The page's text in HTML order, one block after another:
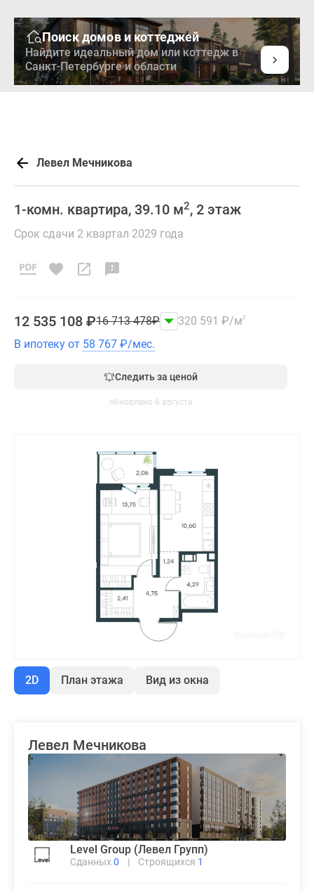
Поиск домов и коттеджей
Найдите идеальный дом или коттедж в
Санкт-Петербурге и области
Левел Мечникова
1-комн. квартира, 39.10 м2, 2 этаж
Срок сдачи 2 квартал 2029 года
12 535 108 ₽16 713 478₽ 320 591 ₽/м2
В ипотеку от 58 767 ₽/мес.
Следить за ценой
обновлено 6 августа
2D План этажа Вид из окна
Левел Мечникова
Level Group (Левел Групп)
Сданных 0 | Строящихся 1